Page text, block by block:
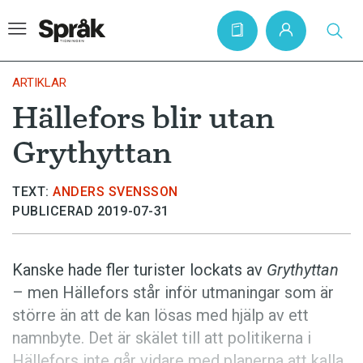
Hem
Artiklar
Krönikor
Språkfrågor
Bokrecensioner
Kviss
Podden
ARTIKLAR
Hällefors blir utan
Grythyttan
TEXT: ANDERS SVENSSON
PUBLICERAD 2019-07-31
Kanske hade fler turister lockats av Grythyttan
– men Hällefors står inför utmaningar som är
större än att de kan lösas med hjälp av ett
namnbyte. Det är skälet till att politikerna i